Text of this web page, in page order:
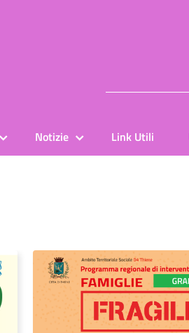
Notizie Link Utili